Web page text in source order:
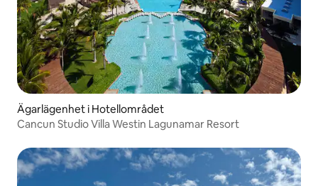
Ägarlägenhet i Hotellområdet
Cancun Studio Villa Westin Lagunamar Resort